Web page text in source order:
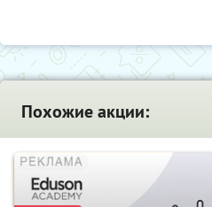
Похожие акции: